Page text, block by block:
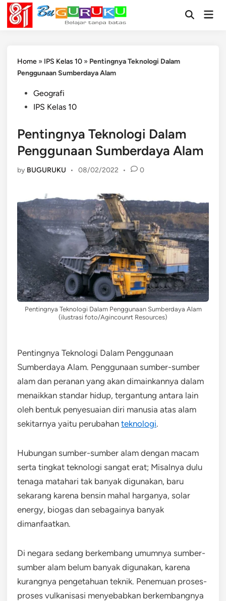
Skip
content
OpenMain
Home » IPS Kelas 10 » Pentingnya Teknologi Dalam
Penggunaan Sumberdaya Alam
PostedGeografi
IPS Kelas 10
Pentingnya Teknologi Dalam
Penggunaan Sumberdaya Alam
by BUGURUKU • 08/02/2022 • 0
Pentingnya Teknologi Dalam Penggunaan Sumberdaya Alam
(ilustrasi foto/Agincounrt Resources)
Pentingnya Teknologi Dalam Penggunaan
Sumberdaya Alam. Penggunaan sumber-sumber
alam dan peranan yang akan dimainkannya dalam
menaikkan standar hidup, tergantung antara lain
oleh bentuk penyesuaian diri manusia atas alam
sekitarnya yaitu perubahan teknologi.
Hubungan sumber-sumber alam dengan macam
serta tingkat teknologi sangat erat; Misalnya dulu
tenaga matahari tak banyak digunakan, baru
sekarang karena bensin mahal harganya, solar
energy, biogas dan sebagainya banyak
dimanfaatkan.
Di negara sedang berkembang umumnya sumber-
sumber alam belum banyak digunakan, karena
kurangnya pengetahuan teknik. Penemuan proses-
proses vulkanisasi menyebabkan berkembangnya